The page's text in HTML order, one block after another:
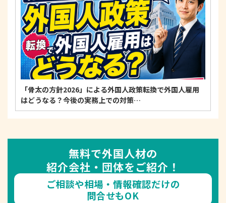
「骨太の方針2026」による外国人政策転換で外国人雇用
はどうなる？今後の実務上での対策…
無料で外国人材の
紹介会社・団体をご紹介！
ご相談や相場・情報確認だけの
問合せもOK